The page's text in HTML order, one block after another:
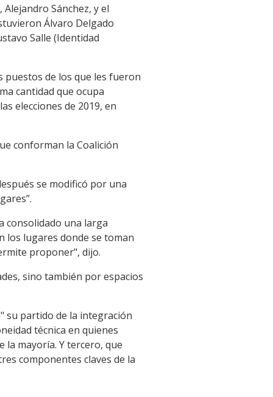
Sánchez, y el
Álvaro Delgado
Salle (Identidad
de los que les fueron
cantidad que ocupa
elecciones de 2019, en
conforman la Coalición
se modificó por una
consolidado una larga
los lugares donde se toman
proponer", dijo.
sino también por espacios
su partido de la integración
técnica en quienes
la mayoría. Y tercero, que
componentes claves de la